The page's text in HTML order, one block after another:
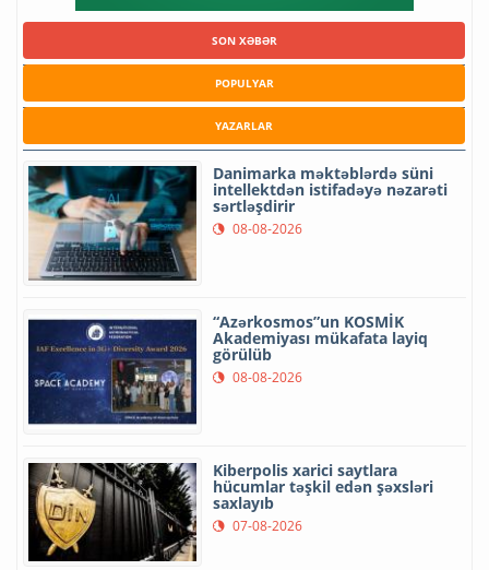
SON XƏBƏR
POPULYAR
YAZARLAR
Danimarka məktəblərdə süni
intellektdən istifadəyə nəzarəti
sərtləşdirir
08-08-2026
“Azərkosmos”un KOSMİK
Akademiyası mükafata layiq
görülüb
08-08-2026
Kiberpolis xarici saytlara
hücumlar təşkil edən şəxsləri
saxlayıb
07-08-2026